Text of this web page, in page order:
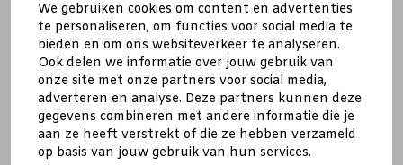
We gebruiken cookies om content en advertenties
te personaliseren, om functies voor social media te
bieden en om ons websiteverkeer te analyseren.
Ook delen we informatie over jouw gebruik van
onze site met onze partners voor social media,
adverteren en analyse. Deze partners kunnen deze
gegevens combineren met andere informatie die je
aan ze heeft verstrekt of die ze hebben verzameld
op basis van jouw gebruik van hun services.